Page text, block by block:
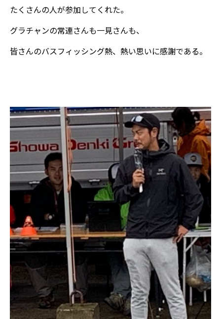
たくさんの人が参加してくれた。
グラチャンの常連さんも一見さんも、
皆さんのバスフィッシング熱、熱い思いに感謝である。